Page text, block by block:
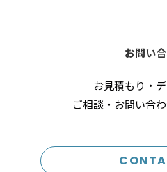
お問い
お見積もり・
ご相談・お問い合